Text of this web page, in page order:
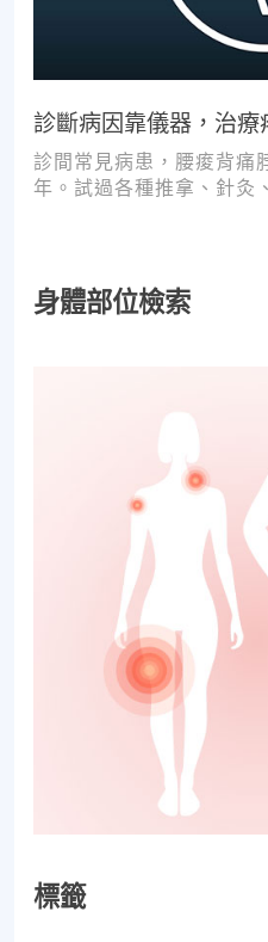
診斷病因靠儀器，治療
診間常見病患，腰痠背痛
年。試過各種推拿、針灸
身體部位檢索
標籤